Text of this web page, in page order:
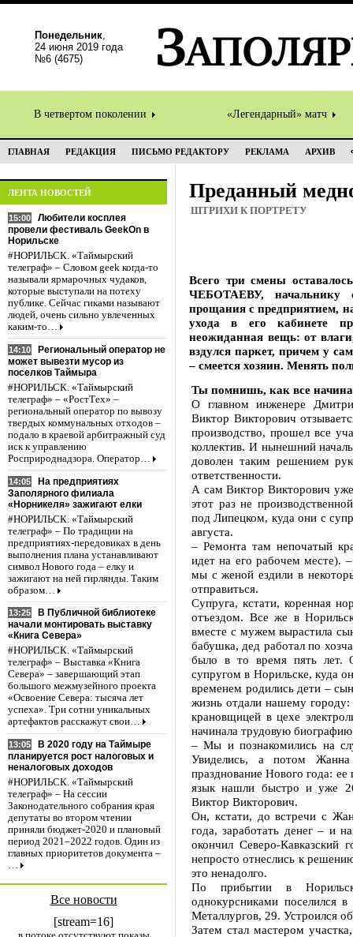
Понедельник,
24 июня 2019 года
№6 (4675)
В четвертом поколении «Легендарный» матч
ГЛАВНАЯ РЕДАКЦИЯ ПИСЬМО РЕДАКТОРУ РЕКЛАМА АРХИВ
ЛЕНТА НОВОСТЕЙ
15:00
Любители косплея
провели фестиваль GeekOn в
Норильске
#НОРИЛЬСК. «Таймырский
телеграф» – Словом geek когда-то
называли ярмарочных чудаков,
которые выступали на потеху
публике. Сейчас гиками называют
людей, очень сильно увлеченных
каким-то…
14:10
Региональный оператор не
может вывезти мусор из
поселков Таймыра
#НОРИЛЬСК. «Таймырский
телеграф» – «РостТех» –
региональный оператор по вывозу
твердых коммунальных отходов –
подало в краевой арбитражный суд
иск к управлению
Росприроднадзора. Оператор…
14:05
На предприятиях
Заполярного филиала
«Норникеля» зажигают елки
#НОРИЛЬСК. «Таймырский
телеграф» – По традиции на
предприятиях-передовиках в день
выполнения плана устанавливают
символ Нового года – елку и
зажигают на ней гирлянды. Таким
образом…
13:25
В Публичной библиотеке
начали монтировать выставку
«Книга Севера»
#НОРИЛЬСК. «Таймырский
телеграф» – Выставка «Книга
Севера» – завершающий этап
большого межмузейного проекта
«Освоение Севера: тысяча лет
успеха». Три сотни уникальных
артефактов расскажут свои…
13:05
В 2020 году на Таймыре
планируется рост налоговых и
неналоговых доходов
#НОРИЛЬСК. «Таймырский
телеграф» – На сессии
Законодательного собрания края
депутаты во втором чтении
приняли бюджет-2020 и плановый
период 2021–2022 годов. Один из
главных приоритетов документа –
…
Все новости
[stream=16]
Преданный
ШТРИХИ К ПОРТРЕТУ
Всего три смены
ЧЕБОТАЕВУ, начальнику
прощания с предприятием,
ухода в его кабинете
неожиданная вещь: от
вздулся паркет, причем у
– смеется хозяин. Менять
Ты помнишь, как все
О главном инженере
Виктор Викторович
производство, прошел все
коллектив. И нынешний
доволен таким решением
ответственности.
А сам Виктор Викторович
этот раз не
под Липецком, куда они с
августа.
– Ремонта там непочатый
идет на его рабочем месте).
мы с женой ездили в
отправиться.
Супруга, кстати, коренная
отъездом. Все же в
вместе с мужем вырастила
бабушка, дед работал по
было в то время пять лет.
супругом в Норильске, куда
временем родились дети –
жизнь отдали нашему
крановщицей в цехе
начинала трудовую
– Мы и познакомились на
Увиделись, а потом
празднование Нового года:
язык нашли быстро и уже 26
Виктор Викторович.
Он, кстати, до встречи с
года, заработать денег – и
окончил Северо-Кавказский
непросто отнеслись к
это ненадолго.
По прибытии в
однокурсниками поселился
Металлургов, 29. Устроился
Затем стал мастером